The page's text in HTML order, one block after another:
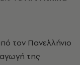
τον Πανελλήνιο
της